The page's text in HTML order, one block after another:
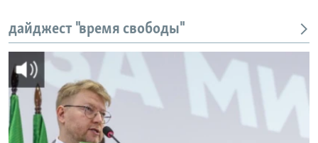
дайджест "время свободы"